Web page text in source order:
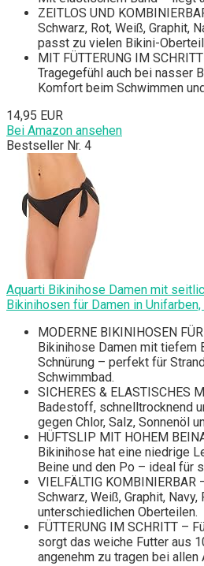
ZEITLOS UND
Schwarz, Rot, Weiß, Graphit,
passt zu vielen Bikini-
MIT FÜTTERUNG IM
Tragegefühl auch bei nasser
Komfort beim Schwimmen
14,95 EUR
Bei Amazon ansehen
Bestseller Nr. 4
Aquarti Bikinihose Damen mit
Bikinihosen für Damen in
MODERNE BIKINIHOSEN
Bikinihose Damen mit tiefem
Schnürung – perfekt für
Schwimmbad.
SICHERES & ELASTISCHES
Badestoff, schnelltrocknend
gegen Chlor, Salz, Sonnenöl
HÜFTSLIP MIT HOHEM
Bikinihose hat eine niedrige
Beine und den Po – ideal für
VIELFÄLTIG
Schwarz, Weiß, Graphit,
unterschiedlichen Oberteilen.
FÜTTERUNG IM SCHRITT –
sorgt das weiche Futter aus
angenehm zu tragen bei allen